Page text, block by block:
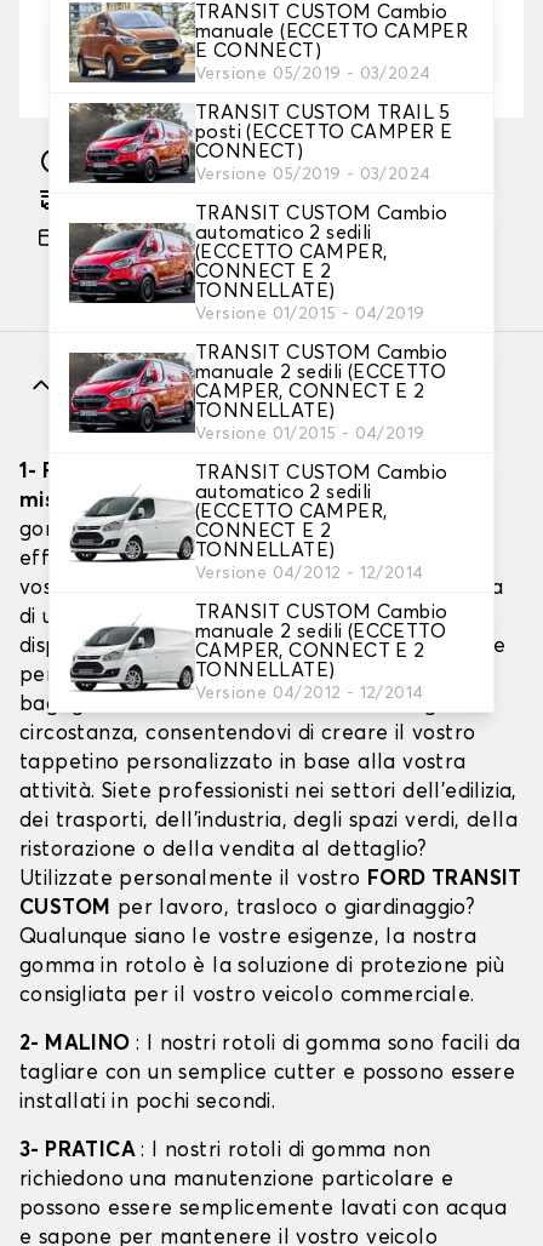
TRANSIT CUSTOM Cambio
manuale (ECCETTO CAMPER
E CONNECT)
Versione 05/2019 - 03/2024
TRANSIT CUSTOM TRAIL 5
posti (ECCETTO CAMPER E
CONNECT)
Versione 05/2019 - 03/2024
TRANSIT CUSTOM Cambio
automatico 2 sedili
(ECCETTO CAMPER,
CONNECT E 2
TONNELLATE)
Versione 01/2015 - 04/2019
TRANSIT CUSTOM Cambio
manuale 2 sedili (ECCETTO
CAMPER, CONNECT E 2
TONNELLATE)
Versione 01/2015 - 04/2019
TRANSIT CUSTOM Cambio
automatico 2 sedili
(ECCETTO CAMPER,
CONNECT E 2
TONNELLATE)
Versione 04/2012 - 12/2014
TRANSIT CUSTOM Cambio
manuale 2 sedili (ECCETTO
CAMPER, CONNECT E 2
TONNELLATE)
Versione 04/2012 - 12/2014
Metri (larghezza fissa: 1,5 metri)
Fabbricazione sotto 10 giorni lavorativi
Pagamento in 3x gratuito, a partire da 60 euro
di acquisto.
Caratteristiche
1- Realizzate il vostro tappetino in gomma su
misura per il vostro furgone: Con i tappetini in
gomma in rotolo, potete proteggere
efficacemente il pavimento del bagagliaio del
vostro
con la certezza
di un formato perfettamente adatto alla sua
disposizione. La nostra gomma al metro è ideale
per garantire una protezione totale del
bagagliaio
FORD TRANSIT CUSTOM
circostanza, consentendovi di creare il vostro
tappetino personalizzato in base alla vostra
attività. Siete professionisti nei settori dell'edilizia,
dei trasporti, dell'industria, degli spazi verdi, della
ristorazione o della vendita al dettaglio?
Utilizzate personalmente il vostro FORD TRANSIT
CUSTOM per lavoro, trasloco o giardinaggio?
Qualunque siano le vostre esigenze, la nostra
gomma in rotolo è la soluzione di protezione più
consigliata per il vostro veicolo commerciale.
2- MALINO : I nostri rotoli di gomma sono facili da
tagliare con un semplice cutter e possono essere
installati in pochi secondi.
3- PRATICA: I nostri rotoli di gomma non
richiedono una manutenzione particolare e
possono essere semplicemente lavati con acqua
e sapone per mantenere il vostro veicolo